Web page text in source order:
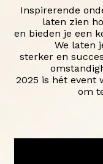
Inspirerende
laten zien
en bieden je een
We laten
sterker en
2025 is hét event
om